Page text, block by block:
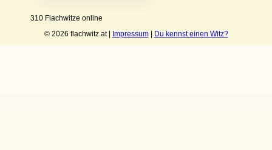
310 Flachwitze online
© 2026 flachwitz.at | Impressum| Du kennst einen Witz?